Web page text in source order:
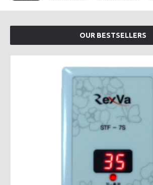
OUR BESTSELLERS